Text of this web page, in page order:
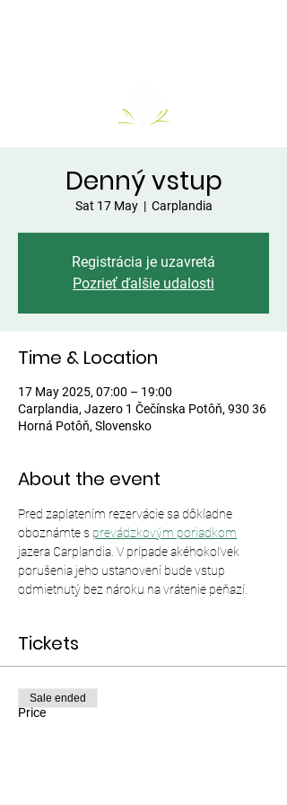
Denný vstup
Sat 17 May
  |
Carplandia
Registrácia je uzavretá
Pozrieť ďalšie udalosti
Time & Location
17 May 2025, 07:00 – 19:00
Carplandia, Jazero 1 Čečínska Potôň, 930 36
Horná Potôň, Slovensko
About the event
Pred zaplatením rezervácie sa dôkladne
oboznámte s prevádzkovým poriadkom
jazera Carplandia. V prípade akéhokoľvek
porušenia jeho ustanovení bude vstup
odmietnutý bez nároku na vrátenie peňazí.
Tickets
Price
Sale ended